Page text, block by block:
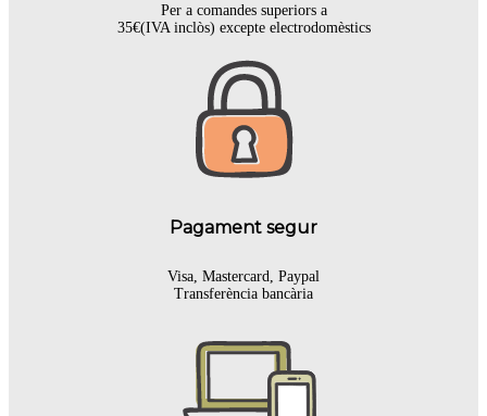
Per a comandes superiors a
35€(IVA inclòs) excepte electrodomèstics
Pagament segur
Visa, Mastercard, Paypal
Transferència bancària